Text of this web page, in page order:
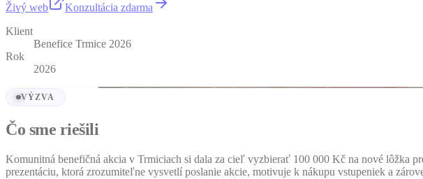
Živý web
Konzultácia zdarma
Klient
Benefice Trmice 2026
Rok
2026
VÝZVA
Čo sme riešili
Komunitná benefičná akcia v Trmiciach si dala za cieľ vyzbierať 100 000 Kč na nové lôžka
prezentáciu, ktorá zrozumiteľne vysvetlí poslanie akcie, motivuje k nákupu vstupeniek a